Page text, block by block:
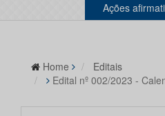
Ações
Home
Editais
Edital nº 002/2023 -